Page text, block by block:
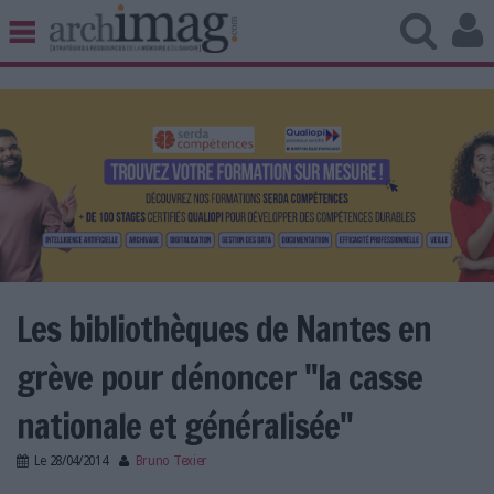
BIBLIOTHÈQUE ÉDITION
UNIVERS DATA
TRAVAIL COLLABORATIF
VIE NUMÉRIQUE
NUMÉRIQUE RESPONSABLE
LES DOSSIERS
LES NEWSLETTERS
LE MAGAZINE
Les bibliothèques de Nantes en
grève pour dénoncer "la casse
nationale et généralisée"
Le 28/04/2014 Bruno Texier